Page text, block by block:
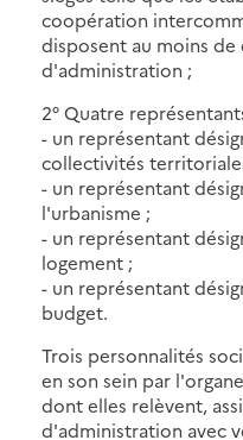
coopération
disposent au moins de
d'administration ;
2° Quatre
- un représentant
collectivités
- un représentant
l'urbanisme ;
- un représentant
logement ;
- un représentant
budget.
Trois personnalités
en son sein par
dont elles relèvent,
d'administration avec